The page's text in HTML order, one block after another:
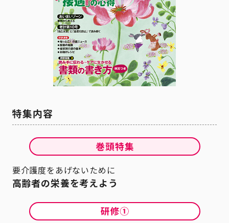
要介護度をあげないために
高齢者の栄養を考えよう